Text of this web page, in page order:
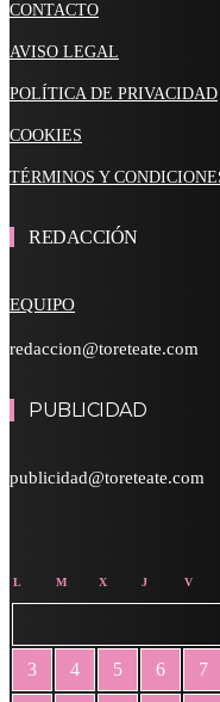
CONTACTO
AVISO LEGAL
POLÍTICA DE PRIVACIDAD
COOKIES
TÉRMINOS Y
REDACCIÓN
EQUIPO
redaccion@toreteate.com
PUBLICIDAD
publicidad@toreteate.com
L M X J V
3 4 5 6 7